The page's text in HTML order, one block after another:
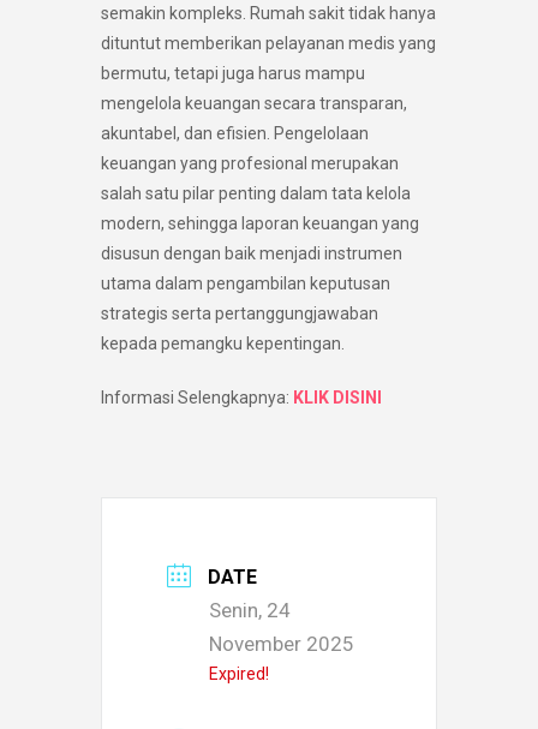
semakin kompleks. Rumah sakit tidak hanya
dituntut memberikan pelayanan medis yang
bermutu, tetapi juga harus mampu
mengelola keuangan secara transparan,
akuntabel, dan efisien. Pengelolaan
keuangan yang profesional merupakan
salah satu pilar penting dalam tata kelola
modern, sehingga laporan keuangan yang
disusun dengan baik menjadi instrumen
utama dalam pengambilan keputusan
strategis serta pertanggungjawaban
kepada pemangku kepentingan.
Informasi Selengkapnya: KLIK DISINI
DATE
Senin, 24
November 2025
Expired!